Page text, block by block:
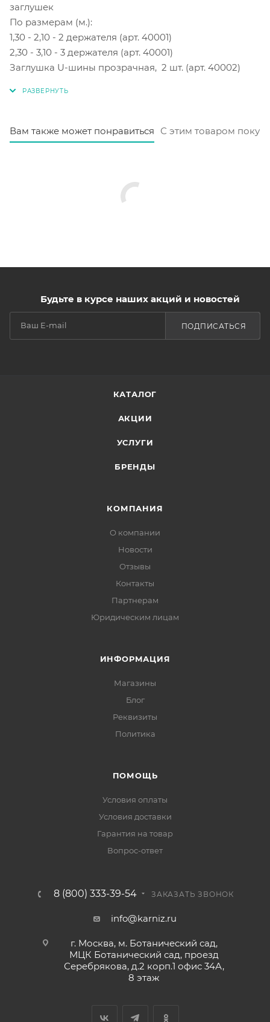
заглушек
По размерам (м.):
1,30 - 2,10 - 2 держателя (арт. 40001)
2,30 - 3,10 - 3 держателя (арт. 40001)
Заглушка U-шины прозрачная, 2 шт. (арт. 40002)
Вам также может понравиться С этим товаром
Будьте в курсе наших акций и новостей
ПОДПИСАТЬСЯ
КАТАЛОГ
АКЦИИ
УСЛУГИ
БРЕНДЫ
КОМПАНИЯ
О компании
Новости
Отзывы
Контакты
Партнерам
Юридическим лицам
ИНФОРМАЦИЯ
Магазины
Блог
Реквизиты
Политика
ПОМОЩЬ
Условия оплаты
Условия доставки
Гарантия на товар
Вопрос-ответ
8 (800) 333-39-54 ЗАКАЗАТЬ ЗВОНОК
info@karniz.ru
г. Москва, м. Ботанический сад,
МЦК Ботанический сад, проезд
Серебрякова, д.2 корп.1 офис 34А,
8 этаж